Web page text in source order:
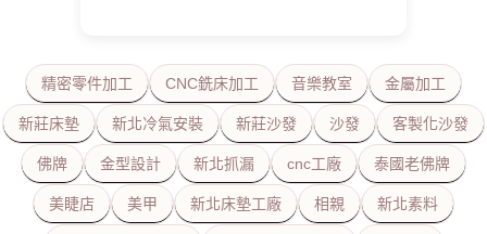
精密零件加工 CNC銑床加工 音樂教室 金屬加工
新莊床墊 新北冷氣安裝 新莊沙發 沙發 客製化沙發
佛牌 金型設計 新北抓漏 cnc工廠 泰國老佛牌
美睫店 美甲 新北床墊工廠 相親 新北素料